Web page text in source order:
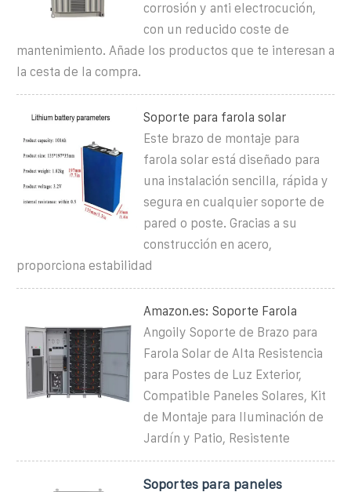
corrosión y anti electrocución,
con un reducido coste de
mantenimiento. Añade los productos que te interesan a
la cesta de la compra.
Soporte para farola solar
Este brazo de montaje para
farola solar está diseñado para
una instalación sencilla, rápida y
segura en cualquier soporte de
pared o poste. Gracias a su
construcción en acero,
proporciona estabilidad
Amazon.es: Soporte Farola
Angoily Soporte de Brazo para
Farola Solar de Alta Resistencia
para Postes de Luz Exterior,
Compatible Paneles Solares, Kit
de Montaje para Iluminación de
Jardín y Patio, Resistente
Soportes para paneles